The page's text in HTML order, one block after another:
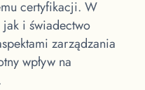
certyfikacji. W
i świadectwo
zarządzania
wpływ na